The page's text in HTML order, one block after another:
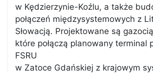
w Kędzierzynie-Koźlu, a także
połączeń międzysystemowych z
Słowacją. Projektowane są
które połączą planowany terminal
FSRU
w Zatoce Gdańskiej z krajowym